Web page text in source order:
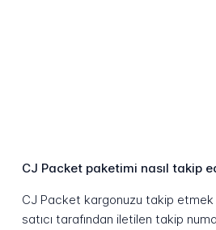
CJ Packet paketimi nasıl takip
CJ Packet kargonuzu takip
satıcı tarafından iletilen takip